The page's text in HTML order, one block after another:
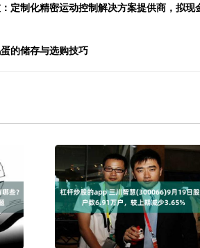
定制化精密运动控制解决方案提供商，拟
的储存与选购技巧